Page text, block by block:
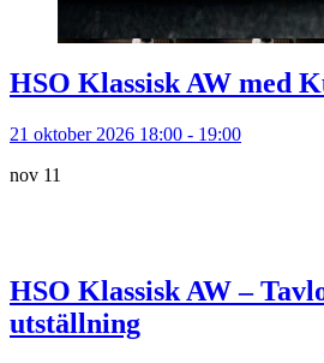
HSO Klassisk AW med
21 oktober 2026 18:00 - 19:00
nov 11
HSO Klassisk AW –
utställning